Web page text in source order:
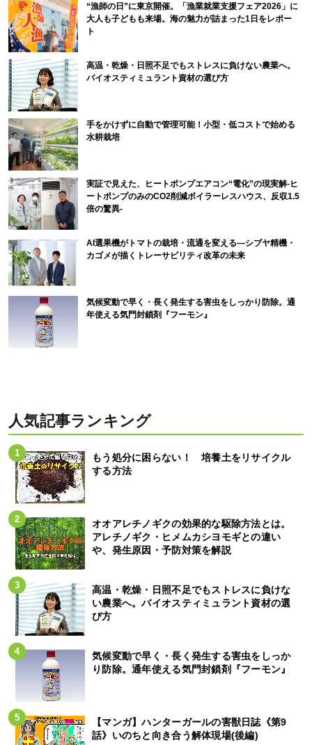
“漁師の日”に東京開催。「漁業就業支援フェア2026」に
大人も子どもも来場。海の魅力が詰まった1日をレポー
ト
高温・乾燥・日照不足でもストレスに負けない農業へ。
バイオスティミュラント資材の選び方
手をかけずに自動で管理可能！小型・低コストで始める
水耕栽培
実証で見えた、ヒートポンプエアコン“電化”の現実解-ヒ
ートポンプのみのCO2削減ボイラーレスハウス、反収1.5
倍の驚異-
AI選果機がトマトの栽培・流通を変える―シブヤ精機・
カゴメが描くトレーサビリティ改革の未来
気候変動で早く・長く発生する害虫をしっかり防除。通
年使える気門封鎖剤『フーモン』
人気記事ランキング
もう処分に困らない！ 培養土をリサイクル
する方法
オオアレチノギクの効果的な駆除方法とは。
アレチノギク・ヒメムカシヨモギとの違い
や、発生原因・予防対策を解説
高温・乾燥・日照不足でもストレスに負けな
い農業へ。バイオスティミュラント資材の選
び方
気候変動で早く・長く発生する害虫をしっか
り防除。通年使える気門封鎖剤『フーモン』
【マンガ】ハンターガールの害獣日誌《第9
話》いのちと向き合う解体現場(後編)